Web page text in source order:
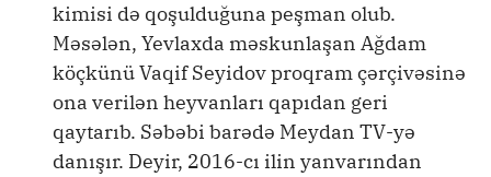
kimisi də qoşulduğuna peşman olub.
Məsələn, Yevlaxda məskunlaşan Ağdam
köçkünü Vaqif Seyidov proqram çərçivəsinə
ona verilən heyvanları qapıdan geri
qaytarıb. Səbəbi barədə Meydan TV-yə
danışır. Deyir, 2016-cı ilin yanvarından